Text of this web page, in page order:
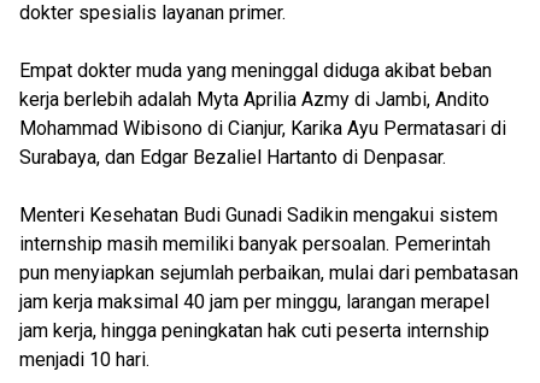
dokter spesialis layanan primer.
Empat dokter muda yang meninggal diduga akibat beban
kerja berlebih adalah Myta Aprilia Azmy di Jambi, Andito
Mohammad Wibisono di Cianjur, Karika Ayu Permatasari di
Surabaya, dan Edgar Bezaliel Hartanto di Denpasar.
Menteri Kesehatan Budi Gunadi Sadikin mengakui sistem
internship masih memiliki banyak persoalan. Pemerintah
pun menyiapkan sejumlah perbaikan, mulai dari pembatasan
jam kerja maksimal 40 jam per minggu, larangan merapel
jam kerja, hingga peningkatan hak cuti peserta internship
menjadi 10 hari.